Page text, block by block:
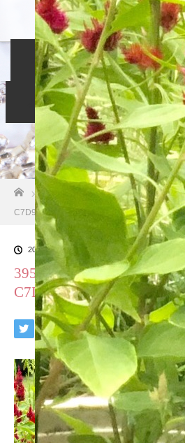
ホーム 入会のご案内
よくある質問 ご成婚者の声
スタッフブログ
ホーム
395602C8-
C7D9A16F0C8F
2018.10.26
395602C8-B5D4-417D-
C7D9A16F0C8F